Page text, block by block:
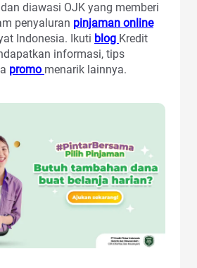
diawasi OJK yang memberi
penyaluran pinjaman online
Indonesia. Ikuti blog Kredit
informasi, tips
promo menarik lainnya.